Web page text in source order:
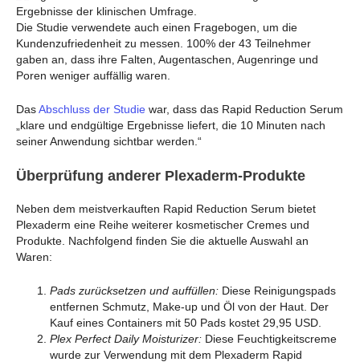
Ergebnisse der klinischen Umfrage.
Die Studie verwendete auch einen Fragebogen, um die
Kundenzufriedenheit zu messen. 100% der 43 Teilnehmer
gaben an, dass ihre Falten, Augentaschen, Augenringe und
Poren weniger auffällig waren.
DasAbschluss der Studie war, dass das Rapid Reduction Serum
„klare und endgültige Ergebnisse liefert, die 10 Minuten nach
seiner Anwendung sichtbar werden.“
Überprüfung anderer Plexaderm-Produkte
Neben dem meistverkauften Rapid Reduction Serum bietet
Plexaderm eine Reihe weiterer kosmetischer Cremes und
Produkte. Nachfolgend finden Sie die aktuelle Auswahl an
Waren:
Pads zurücksetzen und auffüllen: Diese Reinigungspads
entfernen Schmutz, Make-up und Öl von der Haut. Der
Kauf eines Containers mit 50 Pads kostet 29,95 USD.
Plex Perfect Daily Moisturizer: Diese Feuchtigkeitscreme
wurde zur Verwendung mit dem Plexaderm Rapid